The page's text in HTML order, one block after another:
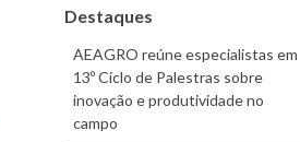
Destaques
AEAGRO reúne especialistas em
13º Ciclo de Palestras sobre
inovação e produtividade no
campo